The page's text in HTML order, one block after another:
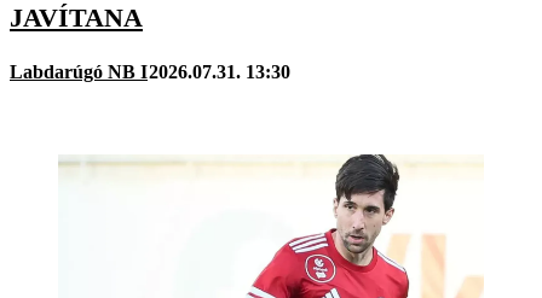
JAVÍTANA
Labdarúgó NB I2026.07.31. 13:30